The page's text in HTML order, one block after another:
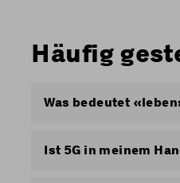
Häufig
Was bedeutet
gültigen
Ist 5G in meinem